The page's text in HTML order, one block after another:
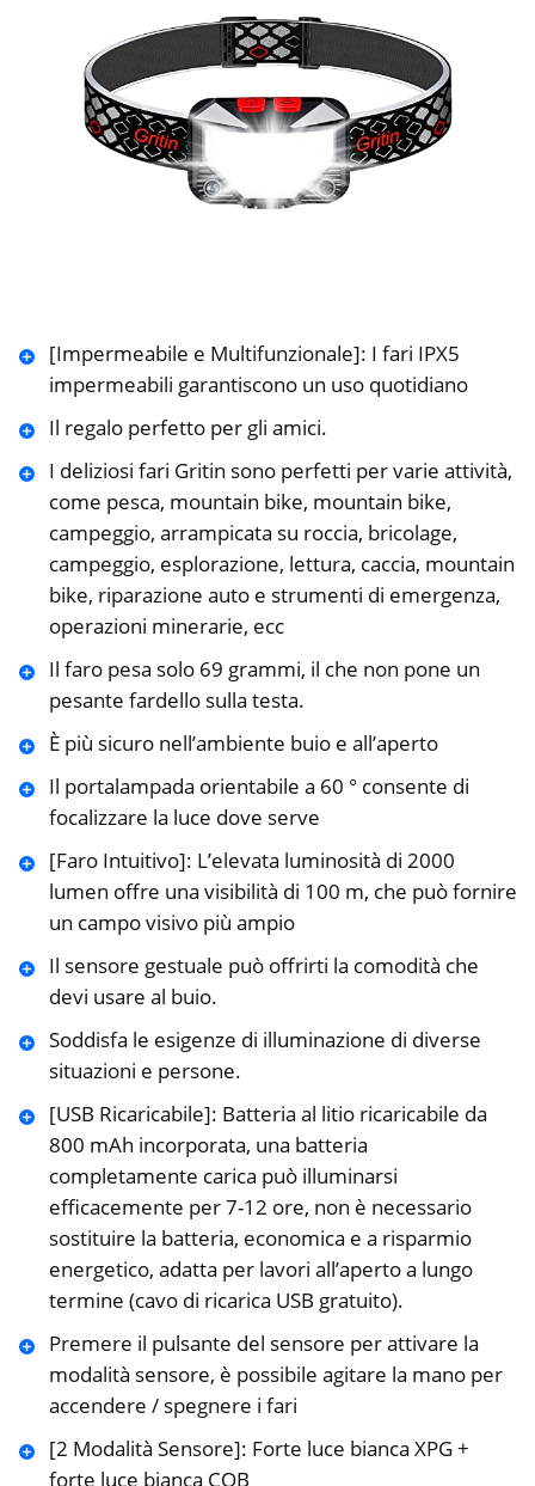
[Impermeabile e Multifunzionale]: I fari IPX5
impermeabili garantiscono un uso quotidiano
Il regalo perfetto per gli amici.
I deliziosi fari Gritin sono perfetti per varie attività,
come pesca, mountain bike, mountain bike,
campeggio, arrampicata su roccia, bricolage,
campeggio, esplorazione, lettura, caccia, mountain
bike, riparazione auto e strumenti di emergenza,
operazioni minerarie, ecc
Il faro pesa solo 69 grammi, il che non pone un
pesante fardello sulla testa.
È più sicuro nell’ambiente buio e all’aperto
Il portalampada orientabile a 60 ° consente di
focalizzare la luce dove serve
[Faro Intuitivo]: L’elevata luminosità di 2000
lumen offre una visibilità di 100 m, che può fornire
un campo visivo più ampio
Il sensore gestuale può offrirti la comodità che
devi usare al buio.
Soddisfa le esigenze di illuminazione di diverse
situazioni e persone.
[USB Ricaricabile]: Batteria al litio ricaricabile da
800 mAh incorporata, una batteria
completamente carica può illuminarsi
efficacemente per 7-12 ore, non è necessario
sostituire la batteria, economica e a risparmio
energetico, adatta per lavori all’aperto a lungo
termine (cavo di ricarica USB gratuito).
Premere il pulsante del sensore per attivare la
modalità sensore, è possibile agitare la mano per
accendere / spegnere i fari
[2 Modalità Sensore]: Forte luce bianca XPG +
forte luce bianca COB